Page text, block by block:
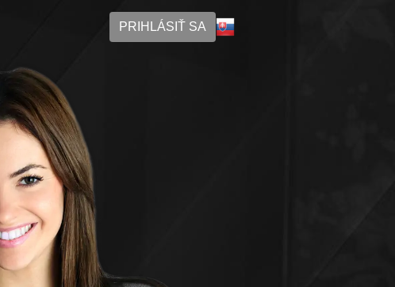
PRIHLÁSIŤ SA